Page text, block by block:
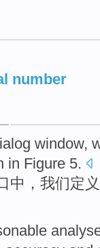
number
window,
in Figure 5.
中 ， 我们定义